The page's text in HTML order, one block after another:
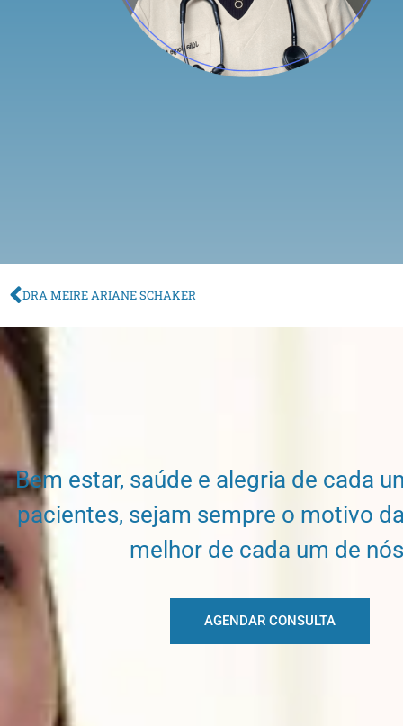
DRA MEIRE ARIANE SCHAKER
Bem estar, saúde e alegria de cada
pacientes, sejam sempre o motivo
melhor de cada um de
AGENDAR CONSULTA